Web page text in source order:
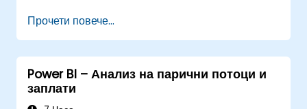
Прочети повече...
Power BI – Анализ на парични потоци и
заплати